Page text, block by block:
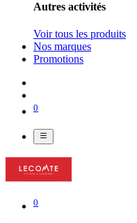
Autres activités
Voir tous les produits
Nos marques
Promotions
0
0